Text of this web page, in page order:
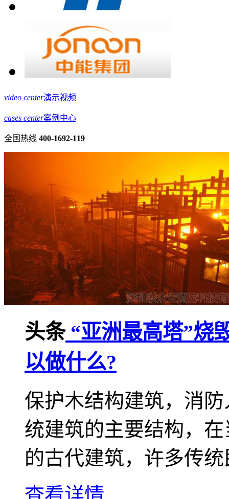
video center演示视频
cases center案例中心
全国热线 400-1692-119
头条“亚洲最高塔”烧
以做什么?
保护木结构建筑，消
统建筑的主要结构，
的古代建筑，许多传